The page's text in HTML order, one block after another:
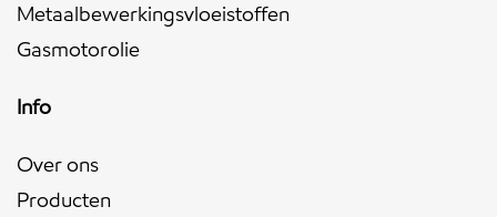
Metaalbewerkingsvloeistoffen
Gasmotorolie
Info
Over ons
Producten